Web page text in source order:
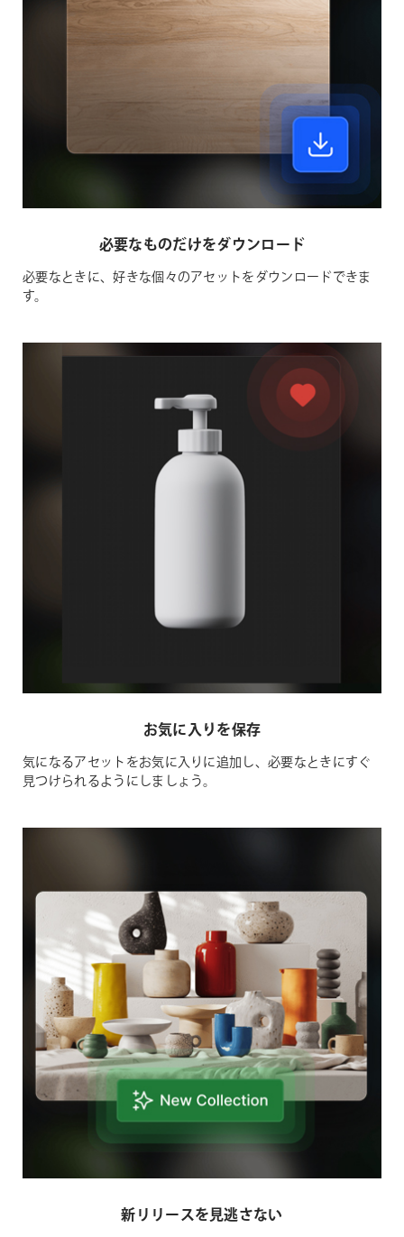
必要なものだけをダウンロード
必要なときに、好きな個々のアセットをダウンロードできま
す。
お気に入りを保存
気になるアセットをお気に入りに追加し、必要なときにすぐ
見つけられるようにしましょう。
新リリースを見逃さない